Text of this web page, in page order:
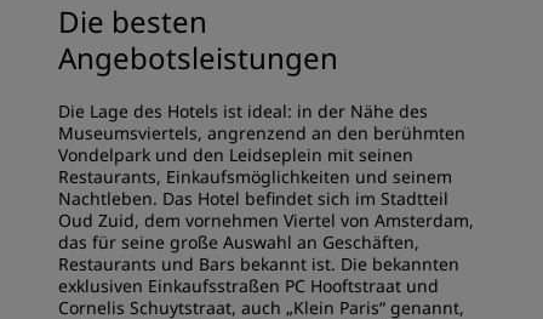
Die besten
Angebotsleistungen
Die Lage des Hotels ist ideal: in der Nähe des
Museumsviertels, angrenzend an den berühmten
Vondelpark und den Leidseplein mit seinen
Restaurants, Einkaufsmöglichkeiten und seinem
Nachtleben. Das Hotel befindet sich im Stadtteil
Oud Zuid, dem vornehmen Viertel von Amsterdam,
das für seine große Auswahl an Geschäften,
Restaurants und Bars bekannt ist. Die bekannten
exklusiven Einkaufsstraßen PC Hooftstraat und
Cornelis Schuytstraat, auch „Klein Paris“ genannt,